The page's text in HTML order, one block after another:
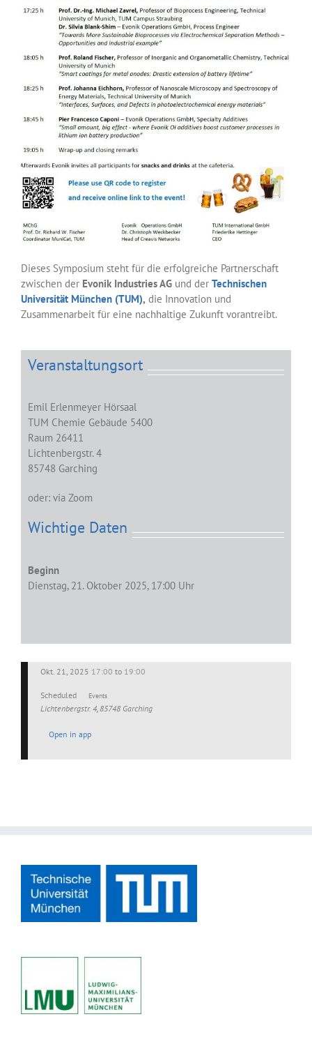
Dieses Symposium steht für die erfolgreiche Partnerschaft
zwischen der Evonik Industries AG und der Technischen
Universität München (TUM), die Innovation und
Zusammenarbeit für eine nachhaltige Zukunft vorantreibt.
Veranstaltungsort
Emil Erlenmeyer Hörsaal
TUM Chemie Gebäude 5400
Raum 26411
Lichtenbergstr. 4
85748 Garching
oder: via Zoom
Wichtige Daten
Beginn
Dienstag, 21. Oktober 2025, 17:00 Uhr
Okt. 21, 2025 17:00 to 19:00
Scheduled Events
Lichtenbergstr. 4, 85748 Garching
Open in app